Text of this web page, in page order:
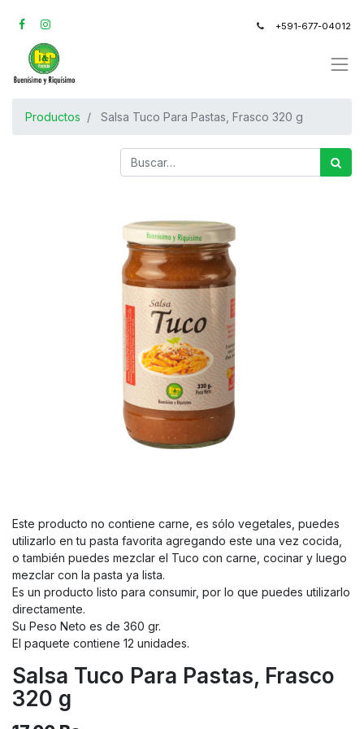
+591-677-04012
Productos Salsa Tuco Para Pastas, Frasco 320 g
Este producto no contiene carne, es sólo vegetales, puedes
utilizarlo en tu pasta favorita agregando este una vez cocida,
o también puedes mezclar el Tuco con carne, cocinar y luego
mezclar con la pasta ya lista.
Es un producto listo para consumir, por lo que puedes utilizarlo
directamente.
Su Peso Neto es de 360 gr.
El paquete contiene 12 unidades.
Salsa Tuco Para Pastas, Frasco
320 g